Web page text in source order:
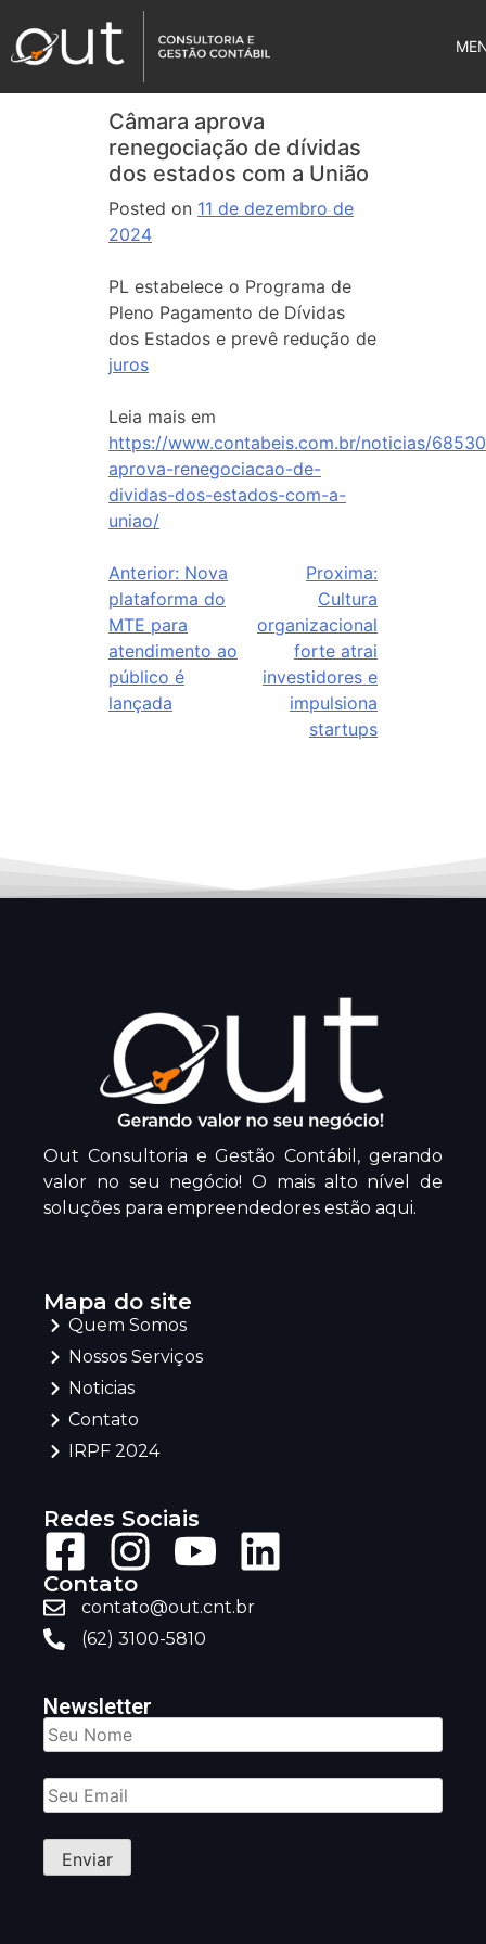
Câmara aprova
renegociação de dívidas
dos estados com a União
Posted on 11 de dezembro de
2024
PL estabelece o Programa de
Pleno Pagamento de Dívidas
dos Estados e prevê redução de
juros
Leia mais em
https://www.contabeis.com.br/noticias/
aprova-renegociacao-de-
dividas-dos-estados-com-a-
uniao/
Anterior: Nova
plataforma do
MTE para
atendimento ao
público é
lançada
Proxima:
Cultura
organizacional
forte atrai
investidores e
impulsiona
startups
Out Consultoria e Gestão Contábil, gerando
valor no seu negócio! O mais alto nível de
soluções para empreendedores estão aqui.
Mapa do site
Quem Somos
Nossos Serviços
Noticias
Contato
IRPF 2024
Redes Sociais
Contato
contato@out.cnt.br
(62) 3100-5810
Newsletter